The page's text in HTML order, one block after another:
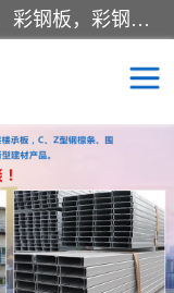
郑州鑫纵建材有限公司供应阳光板，彩钢板，彩钢钢构工程是一家集生产销售租赁安装于一体的企业，主要生产PC采光板，耐力板，仿古琉璃采光板，岩棉板、彩钢压型板、镀锌压型板、桁架楼承板，C、Z型钢檩条、围挡板、轻钢结构，阳光温室大棚等新型建材产品。公司旗下有多台移动式高空压瓦机租赁，承接全国各地业务，专业对外租赁各种型号压瓦机。
成树脂仿古瓦
光板